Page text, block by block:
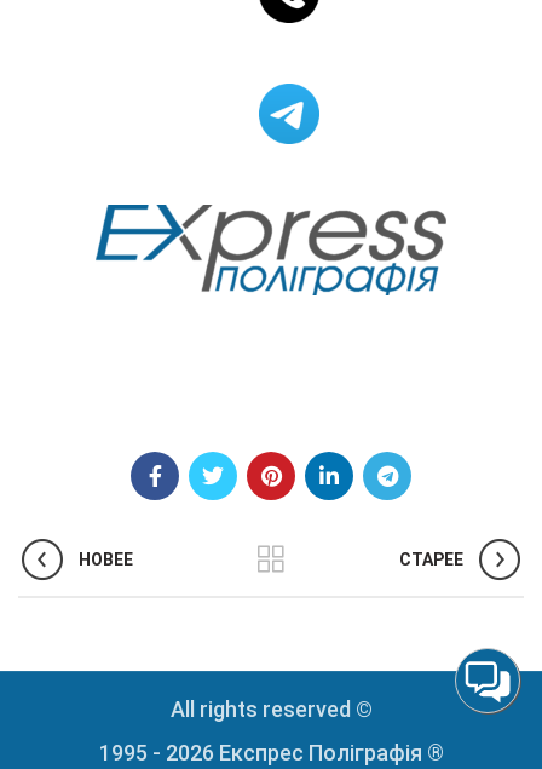
НОВЕЕ СТАРЕЕ
All rights reserved ©
1995 - 2026 Експрес Поліграфія ®